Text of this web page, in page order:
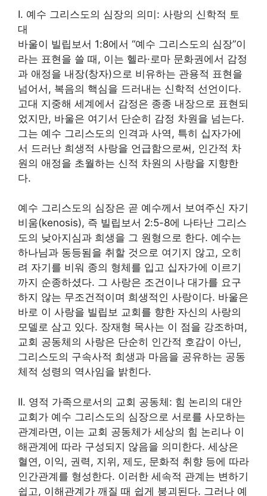
I. 예수 그리스도의 심장의 의미: 사랑의 신학적 토
대
바울이 빌립보서 1:8에서 “예수 그리스도의 심장”이
라는 표현을 쓸 때, 이는 헬라·로마 문화권에서 감정
과 애정을 내장(창자)으로 비유하는 관용적 표현을
넘어서, 복음의 핵심을 드러내는 신학적 선언이다.
고대 지중해 세계에서 감정은 종종 내장으로 표현되
었지만, 바울은 여기서 단순히 감정 차원을 넘는다.
그는 예수 그리스도의 인격과 사역, 특히 십자가에
서 드러난 희생적 사랑을 언급함으로써, 인간적 차
원의 애정을 초월하는 신적 차원의 사랑을 지향한
다.
예수 그리스도의 심장은 곧 예수께서 보여주신 자기
비움(kenosis), 즉 빌립보서 2:5-8에 나타난 그리스
도의 낮아지심과 희생을 그 원형으로 한다. 예수는
하나님과 동등됨을 취할 것으로 여기지 않고, 오히
려 자기를 비워 종의 형체를 입고 십자가에 이르기
까지 순종하셨다. 그 사랑은 조건이나 대가를 요구
하지 않는 무조건적이며 희생적인 사랑이다. 바울은
바로 이 사랑을 빌립보 교회를 향한 자신의 사랑의
모델로 삼고 있다. 장재형 목사는 이 점을 강조하며,
교회 공동체의 사랑은 단순히 인간적 호감이 아닌,
그리스도의 구속사적 희생과 마음을 공유하는 공동
체적 성령의 역사임을 밝힌다.
II. 영적 가족으로서의 교회 공동체: 힘 논리의 대안
교회가 예수 그리스도의 심장으로 서로를 사모하는
관계라면, 이는 교회 공동체가 세상의 힘 논리나 이
해관계에 따라 구성되지 않음을 의미한다. 세상은
혈연, 이익, 권력, 지위, 제도, 문화적 취향 등에 따라
인간관계를 형성한다. 이러한 세속적 관계는 변하기
쉽고, 이해관계가 깨질 때 쉽게 붕괴된다. 그러나 예